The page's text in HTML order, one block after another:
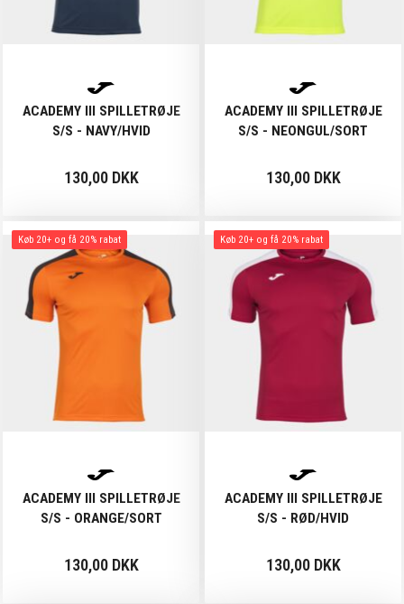
ACADEMY III SPILLETRØJE
S/S - NAVY/HVID
130,00 DKK
ACADEMY III SPILLETRØJE
S/S - NEONGUL/SORT
130,00 DKK
Køb 20+ og få 20% rabat
ACADEMY III SPILLETRØJE
S/S - ORANGE/SORT
130,00 DKK
Køb 20+ og få 20% rabat
ACADEMY III SPILLETRØJE
S/S - RØD/HVID
130,00 DKK